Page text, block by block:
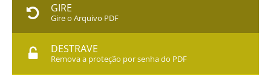
GIRE
Gire o Arquivo PDF
DESTRAVE
Remova a proteção por senha do PDF